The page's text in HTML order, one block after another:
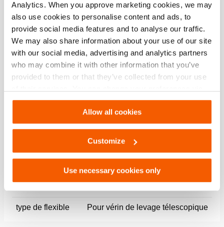
Analytics. When you approve marketing cookies, we may
also use cookies to personalise content and ads, to
provide social media features and to analyse our traffic.
We may also share information about your use of our site
with our social media, advertising and analytics partners
who may combine it with other information that you’ve
provided to them or that they’ve collected from your use
Settings. See ourcookiestatement.
Allow all cookies
Customize
Use necessary cookies only
Ajouter à la liste de souhaits
longueur: 10 m
Spécifications
Détails
Specifications bases
type de flexible Pour vérin de levage télescopique